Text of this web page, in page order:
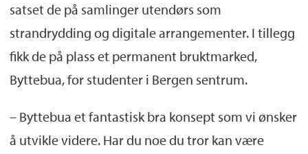
satset de på samlinger utendørs som
strandrydding og digitale arrangementer. I tillegg
fikk de på plass et permanent bruktmarked,
Byttebua, for studenter i Bergen sentrum.
– Byttebua et fantastisk bra konsept som vi ønsker
å utvikle videre. Har du noe du tror kan være